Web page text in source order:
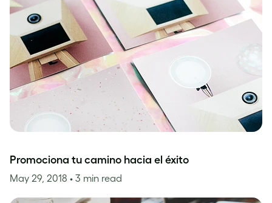
Promociona tu camino hacia el éxito
May 29, 2018 • 3 min read